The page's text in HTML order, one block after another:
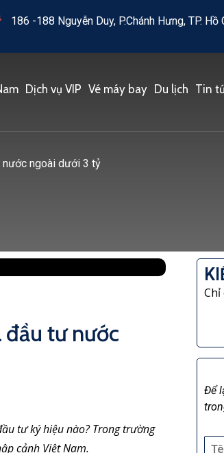
186 -188 Nguyễn Duy, P.Chánh Hưng, TP. Hồ
Dịch vụ VIP Vé máy bay Du lịch Tin
ngoài dưới 3 tỷ
tư nước
tư ký hiệu nào? Trong trường
cảnh Việt Nam.
Để